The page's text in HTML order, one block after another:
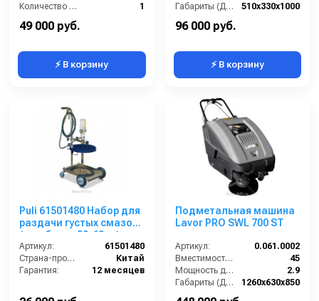
Количество щёток предварительной очистки (шт):
1
49 000 руб.
⚡ В корзину
Габариты (ДхШхВ):
510х330х1000
96 000 руб.
⚡ В корзину
Puli 61501480 Набор для
раздачи густых смазок
(для бочек 50-60 кг)
Артикул:
61501480
Страна-производитель:
Китай
Гарантия:
12 месяцев
Подметальная машина
Lavor PRO SWL 700 ST
Артикул:
0.061.0002
Вместимость бункера (л):
45
Мощность двигателя (кВт):
2.9
Габариты (ДхШхВ):
1260х630х850